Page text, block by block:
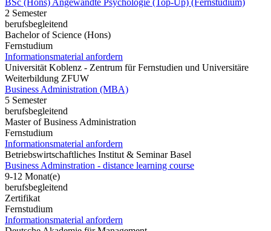
BSc (Hons) Angewandte Psychologie (Top-Up) (Fernstudium)
2 Semester
berufsbegleitend
Bachelor of Science (Hons)
Fernstudium
Informationsmaterial anfordern
Universität Koblenz - Zentrum für Fernstudien und Universitäre
Weiterbildung ZFUW
Business Administration (MBA)
5 Semester
berufsbegleitend
Master of Business Administration
Fernstudium
Informationsmaterial anfordern
Betriebswirtschaftliches Institut & Seminar Basel
Business Adminstration - distance learning course
9-12 Monat(e)
berufsbegleitend
Zertifikat
Fernstudium
Informationsmaterial anfordern